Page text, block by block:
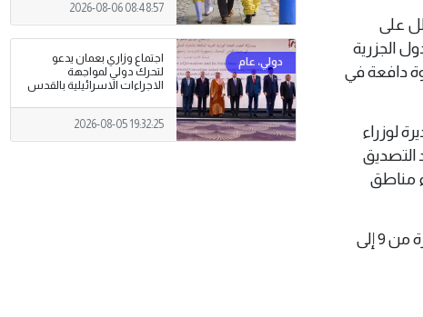
على
الجزرية
دافعة في
لوزراء
التصديق
مناطق
وكان مؤتمر للأمم المتحدة للمحيطات (UNOC) قد عُقد في مدينة نيس الفرنسية في الفترة من 9 إلى
2026-08-06 08:48:57
اجتماع وزاري بعمان يدعو
لتحرك دولي لمواجهة
الاجراءات الاسرائيلية بالقدس
2026-08-05 19:32:25